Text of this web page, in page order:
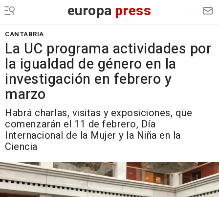
europa press
CANTABRIA
La UC programa actividades por
la igualdad de género en la
investigación en febrero y
marzo
Habrá charlas, visitas y exposiciones, que
comenzarán el 11 de febrero, Día
Internacional de la Mujer y la Niña en la
Ciencia